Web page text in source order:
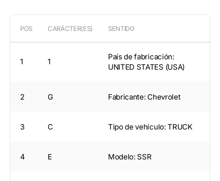
POS CARÁCTER(ES) SENTIDO
1 1
País de fabricación:
UNITED STATES (USA)
2 G Fabricante: Chevrolet
3 C Tipo de vehículo: TRUCK
4 E Modelo: SSR